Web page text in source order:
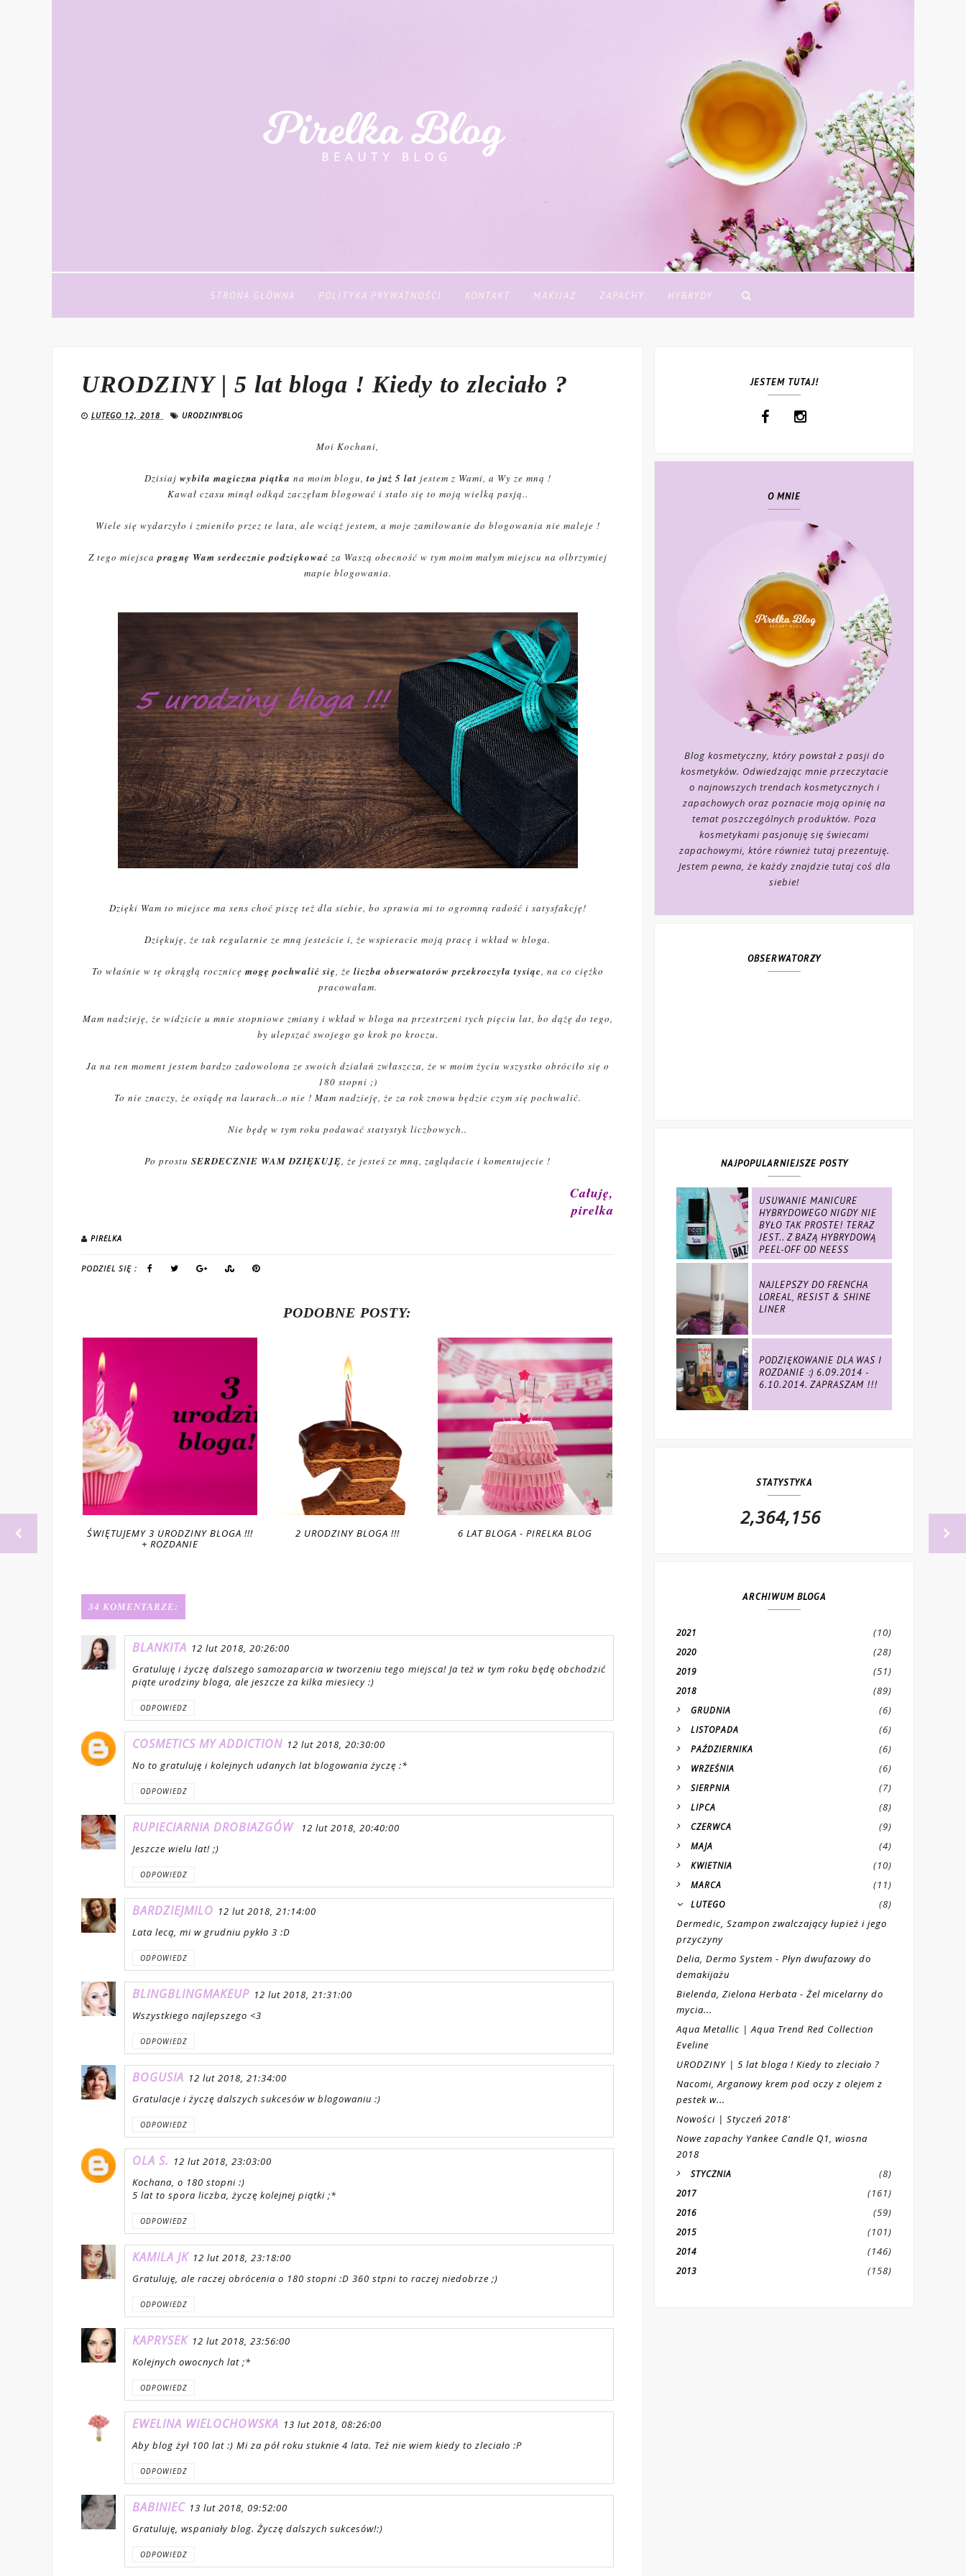
STRONA GŁÓWNA POLITYKA PRYWATNOŚCI KONTAKT MAKIJAŻ ZAPACHY HYBRYDY
URODZINY | 5 lat bloga ! Kiedy to zleciało ?
LUTEGO 12, 2018 URODZINYBLOG
Moi Kochani,
Dzisiaj wybiła magiczna piątka na moim blogu, to już 5 lat jestem z Wami, a Wy ze mną !
Kawał czasu minął odkąd zaczęłam blogować i stało się to moją wielką pasją..
Wiele się wydarzyło i zmieniło przez te lata, ale wciąż jestem, a moje zamiłowanie do blogowania nie maleje !
Z tego miejsca pragnę Wam serdecznie podziękować za Waszą obecność w tym moim małym miejscu na olbrzymiej
mapie blogowania.
Dzięki Wam to miejsce ma sens choć piszę też dla siebie, bo sprawia mi to ogromną radość i satysfakcję!
Dziękuję, że tak regularnie ze mną jesteście i, że wspieracie moją pracę i wkład w bloga.
To właśnie w tę okrągłą rocznicę mogę pochwalić się, że liczba obserwatorów przekroczyła tysiąc, na co ciężko
pracowałam.
Mam nadzieję, że widzicie u mnie stopniowe zmiany i wkład w bloga na przestrzeni tych pięciu lat, bo dążę do tego,
by ulepszać swojego go krok po kroczu.
Ja na ten moment jestem bardzo zadowolona ze swoich działań zwłaszcza, że w moim życiu wszystko obróciło się o
180 stopni ;)
To nie znaczy, że osiądę na laurach..o nie ! Mam nadzieję, że za rok znowu będzie czym się pochwalić.
Nie będę w tym roku podawać statystyk liczbowych..
Po prostuSERDECZNIE WAM DZIĘKUJĘ, że jesteś ze mną, zaglądacie i komentujecie !
Całuję,
pirelka
PIRELKA
PODZIEL SIĘ :
PODOBNE POSTY:
!!! + WYNIKI
ŚWIĘTUJEMY 3 URODZINY BLOGA !!!
+ ROZDANIE
2 URODZINY BLOGA !!! 6 LAT BLOGA - PIRELKA BLOG
34 KOMENTARZE:
BLANKITA 12 lut 2018, 20:26:00
Gratuluję i życzę dalszego samozaparcia w tworzeniu tego miejsca! Ja też w tym roku będę obchodzić
piąte urodziny bloga, ale jeszcze za kilka miesiecy :)
ODPOWIEDZ
COSMETICS MY ADDICTION 12 lut 2018, 20:30:00
No to gratuluję i kolejnych udanych lat blogowania życzę :*
ODPOWIEDZ
RUPIECIARNIA DROBIAZGÓW
12 lut 2018, 20:40:00
Jeszcze wielu lat! ;)
ODPOWIEDZ
BARDZIEJMILO 12 lut 2018, 21:14:00
Lata lecą, mi w grudniu pykło 3 :D
ODPOWIEDZ
BLINGBLINGMAKEUP 12 lut 2018, 21:31:00
Wszystkiego najlepszego <3
ODPOWIEDZ
BOGUSIA 12 lut 2018, 21:34:00
Gratulacje i życzę dalszych sukcesów w blogowaniu :)
ODPOWIEDZ
OLA S. 12 lut 2018, 23:03:00
Kochana, o 180 stopni :)
5 lat to spora liczba, życzę kolejnej piątki ;*
ODPOWIEDZ
KAMILA JK 12 lut 2018, 23:18:00
Gratuluję, ale raczej obrócenia o 180 stopni :D 360 stpni to raczej niedobrze ;)
ODPOWIEDZ
KAPRYSEK 12 lut 2018, 23:56:00
Kolejnych owocnych lat ;*
ODPOWIEDZ
EWELINA WIELOCHOWSKA 13 lut 2018, 08:26:00
Aby blog żył 100 lat :) Mi za pół roku stuknie 4 lata. Też nie wiem kiedy to zleciało :P
ODPOWIEDZ
BABINIEC 13 lut 2018, 09:52:00
Gratuluję, wspaniały blog. Życzę dalszych sukcesów!:)
ODPOWIEDZ
JESTEM TUTAJ!
O MNIE
Blog kosmetyczny, który powstał z pasji do
kosmetyków. Odwiedzając mnie przeczytacie
o najnowszych trendach kosmetycznych i
zapachowych oraz poznacie moją opinię na
temat poszczególnych produktów. Poza
kosmetykami pasjonuję się świecami
zapachowymi, które również tutaj prezentuję.
Jestem pewna, że każdy znajdzie tutaj coś dla
siebie!
OBSERWATORZY
NAJPOPULARNIEJSZE POSTY
USUWANIE MANICURE
HYBRYDOWEGO NIGDY NIE
BYŁO TAK PROSTE! TERAZ
JEST.. Z BAZĄ HYBRYDOWĄ
PEEL-OFF OD NEESS
NAJLEPSZY DO FRENCHA
LOREAL, RESIST & SHINE
LINER
PODZIĘKOWANIE DLA WAS I
ROZDANIE :) 6.09.2014 -
6.10.2014. ZAPRASZAM !!!
STATYSTYKA
2,364,156
ARCHIWUM BLOGA
2021 (10)
2020 (28)
2019 (51)
2018 (89)
GRUDNIA (6)
LISTOPADA (6)
PAŹDZIERNIKA (6)
WRZEŚNIA (6)
SIERPNIA (7)
LIPCA (8)
CZERWCA (9)
MAJA (4)
KWIETNIA (10)
MARCA (11)
LUTEGO
(8)
Dermedic, Szampon zwalczający łupież i jego
przyczyny
Delia, Dermo System - Płyn dwufazowy do
demakijażu
Bielenda, Zielona Herbata - Żel micelarny do
mycia...
Aqua Metallic | Aqua Trend Red Collection
Eveline
URODZINY | 5 lat bloga ! Kiedy to zleciało ?
Nacomi, Arganowy krem pod oczy z olejem z
pestek w...
Nowości | Styczeń 2018'
Nowe zapachy Yankee Candle Q1, wiosna
2018
STYCZNIA (8)
2017 (161)
2016 (59)
2015 (101)
2014 (146)
2013 (158)